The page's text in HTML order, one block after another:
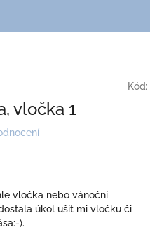
Kód:
vločka 1
vločka nebo vánoční
úkol ušít mi vločku či
).